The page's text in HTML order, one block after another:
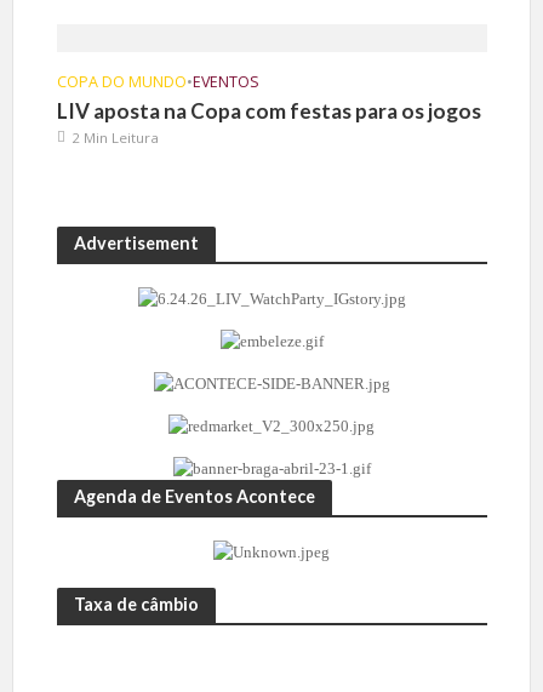
COPA DO MUNDO•EVENTOS
LIV aposta na Copa com festas para os jogos
2 Min Leitura
Advertisement
Agenda de Eventos Acontece
Taxa de câmbio